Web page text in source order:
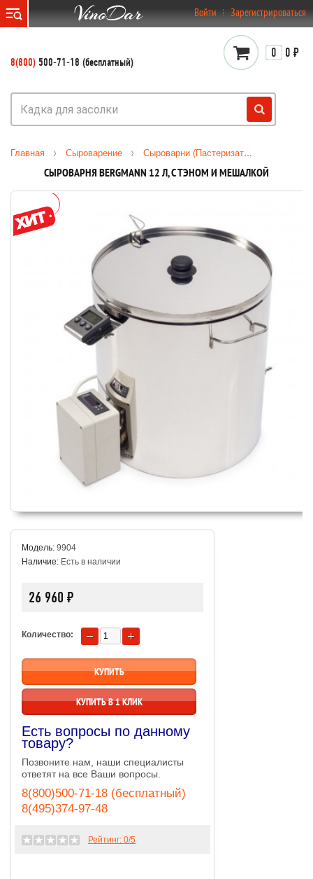
Войти Зарегистрироваться
8(800) 500-71-18 (бесплатный)
0 0 ₽
Главная Сыроварение Сыроварни (Пастеризаторы)
СЫРОВАРНЯ BERGMANN 12 Л, C ТЭНОМ И МЕШАЛКОЙ
Модель: 9904
Наличие: Есть в наличии
26 960 ₽
Количество:
КУПИТЬ В 1 КЛИК
Есть вопросы по данному
товару?
Позвоните нам, наши специалисты
ответят на все Ваши вопросы.
8(800)500-71-18 (бесплатный)
8(495)374-97-48
Рейтинг: 0/5